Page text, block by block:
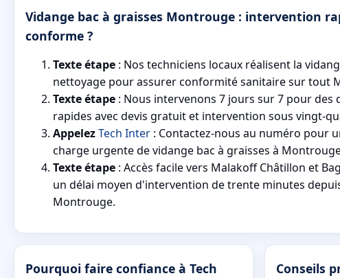
Vidange bac à graisses Montrouge : intervention
conforme ?
Texte étape : Nos techniciens locaux réalisent la
nettoyage pour assurer conformité sanitaire sur tout
Texte étape : Nous intervenons 7 jours sur 7 pour des
rapides avec devis gratuit et intervention sous vingt-
AppelezTech Inter : Contactez-nous au numéro pour
charge urgente de vidange bac à graisses à
Texte étape : Accès facile vers Malakoff Châtillon et
un délai moyen d'intervention de trente minutes
Montrouge.
Pourquoi faire confiance à Tech
Conseils